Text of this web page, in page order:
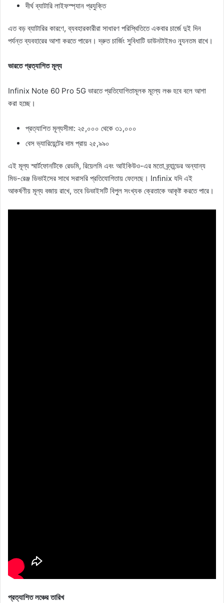
দীর্ঘ ব্যাটারি লাইফস্প্যান প্রযুক্তি
এত বড় ব্যাটারির কারণে, ব্যবহারকারীরা সাধারণ পরিস্থিতিতে একবার চার্জে দুই দিন
পর্যন্ত ব্যবহারের আশা করতে পারেন। দ্রুত চার্জিং সুবিধাটি ডাউনটাইমও ন্যূনতম রাখে।
ভারতে প্রত্যাশিত মূল্য
Infinix Note 60 Pro 5G ভারতে প্রতিযোগিতামূলক মূল্যে লঞ্চ হবে বলে আশা
করা হচ্ছে।
প্রত্যাশিত মূল্যসীমা: ২৫,০০০ থেকে ৩১,০০০
বেস ভ্যারিয়েন্টের দাম প্রায় ২৫,৯৯০
এই মূল্য স্মার্টফোনটিকে রেডমি, রিয়েলমি এবং আইকিউও-এর মতো ব্র্যান্ডের অন্যান্য
মিড-রেঞ্জ ডিভাইসের সাথে সরাসরি প্রতিযোগিতায় ফেলেছে। Infinix যদি এই
আকর্ষণীয় মূল্য বজায় রাখে, তবে ডিভাইসটি বিপুল সংখ্যক ক্রেতাকে আকৃষ্ট করতে পারে।
প্রত্যাশিত লঞ্চের তারিখ